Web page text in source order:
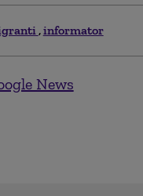
informator
News